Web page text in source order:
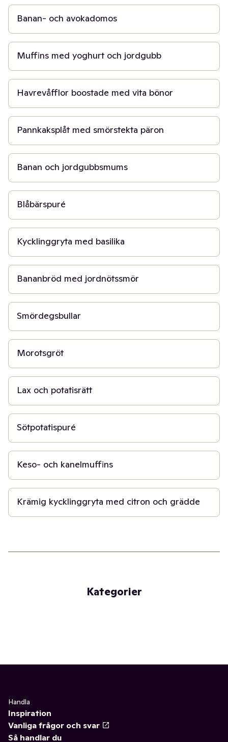
Banan- och avokadomos
30 min
Muffins med yoghurt och jordgubb
30 min
Havrevåfflor boostade med vita bönor
30 min
Pannkaksplåt med smörstekta päron
10 min
Banan och jordgubbsmums
15 min
Blåbärspuré
30 min
Kycklinggryta med basilika
50 min
Bananbröd med jordnötssmör
20 min
Smördegsbullar
15 min
Morotsgröt
10 min
Lax och potatisrätt
10 min
Sötpotatispuré
30 min
Keso- och kanelmuffins
30 min
Krämig kycklinggryta med citron och grädde
Kategorier
Handla
Inspiration
Vanliga frågor och svar
Så handlar du